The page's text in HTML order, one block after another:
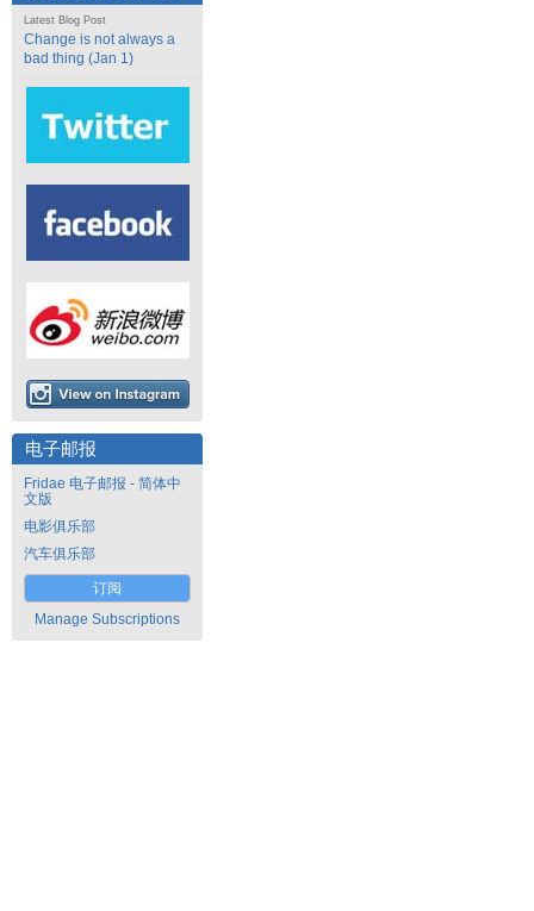
Latest Blog Post
Change is not always a
bad thing (Jan 1)
电子邮报
Fridae 电子邮报 - 简体中
文版
电影俱乐部
汽车俱乐部
订阅
Manage Subscriptions